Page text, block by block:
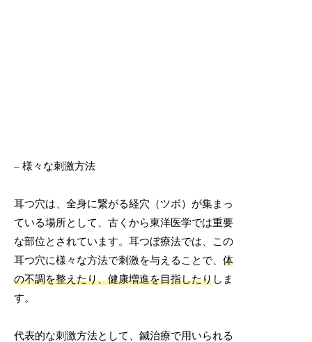
– 様々な刺激方法
耳つ穴は、全身に繋がる経穴（ツボ）が集まっ
ている場所として、古くから東洋医学では重要
な部位とされています。耳つぼ療法では、この
耳つ穴に様々な方法で刺激を与えることで、体
の不調を整えたり、健康増進を目指したりしま
す。
代表的な刺激方法として、鍼治療で用いられる